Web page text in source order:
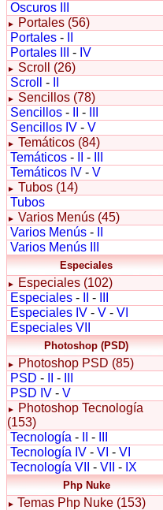
Oscuros III
►
Portales (56)
Portales -
Portales III
- IV
►
Scroll (26)
Scroll
-
►
Sencillos (78)
Sencillos - -
Sencillos IV - V
► Temáticos (84)
Temáticos - -
Temáticos IV - V
► Tubos (14)
Tubos
► Varios Menús (45)
Varios Menús -
Varios Menús III
Especiales
►
Especiales (102)
Especiales - -
Especiales IV - V - VI
Especiales VII
Photoshop (PSD)
►
Photoshop PSD (85)
PSD - -
PSD IV - V
►
Photoshop Tecnología
(153)
Tecnología - -
Tecnología IV - VI - VI
Tecnología VII
- VII - IX
Php Nuke
► Temas Php Nuke (153)